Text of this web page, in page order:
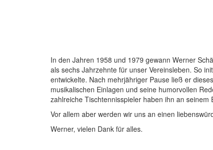
In den Jahren 1958 und 1979 gewann Werner
als sechs Jahrzehnte für unser Vereinsleben. So
entwickelte. Nach mehrjähriger Pause ließ er
musikalischen Einlagen und seine humorvollen
zahlreiche Tischtennisspieler haben ihn an seinem
Vor allem aber werden wir uns an einen
Werner, vielen Dank für alles.